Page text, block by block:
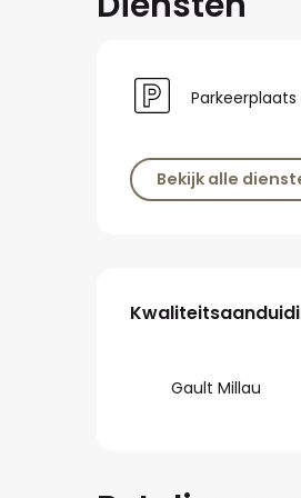
Parkeerplaats
Bekijk alle
Gault Millau